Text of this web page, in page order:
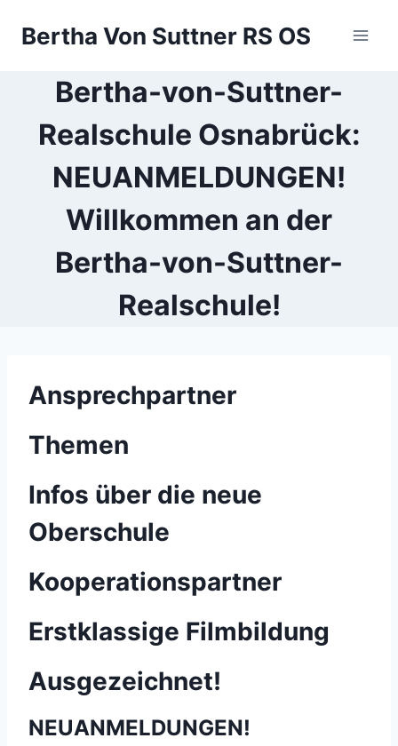
InhaltBertha Von Suttner RS OS
Bertha-von-Suttner-
Realschule Osnabrück:
NEUANMELDUNGEN!
Willkommen an der
Bertha-von-Suttner-
Realschule!
Ansprechpartner
Themen
Infos über die neue
Oberschule
Kooperationspartner
Erstklassige Filmbildung
Ausgezeichnet!
NEUANMELDUNGEN!